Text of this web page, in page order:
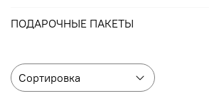
ПОДАРОЧНЫЕ ПАКЕТЫ